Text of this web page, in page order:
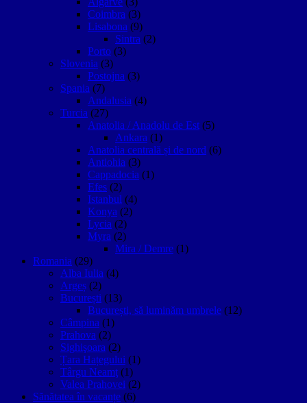
Coimbra (3)
Lisabona (9)
Sintra (2)
Porto (3)
Slovenia (3)
Postojna (3)
Spania (7)
Andalusia (4)
Turcia (27)
Anatolia / Anadolu de Est (5)
Ankara (1)
Anatolia centrală și de nord (6)
Antiohia (3)
Cappadocia (1)
Efes (2)
Istanbul (4)
Konya (2)
Lycia (2)
Myra (2)
Mira / Demre (1)
Romania (29)
Alba Iulia (4)
Argeș (2)
București (13)
București, să luminăm umbrele (12)
Câmpina (1)
Prahova (2)
Sighişoara (2)
Țara Hațegului (1)
Târgu Neamţ (1)
Valea Prahovei (2)
Sănătatea în vacanțe (6)